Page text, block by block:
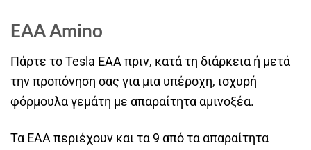
EAA Amino
Πάρτε το Tesla EAA πριν, κατά τη διάρκεια ή μετά
την προπόνηση σας για μια υπέροχη, ισχυρή
φόρμουλα γεμάτη με απαραίτητα αμινοξέα.
Τα EAA περιέχουν και τα 9 από τα απαραίτητα